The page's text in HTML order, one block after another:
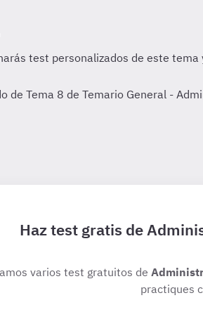
Tema 8 de Temario General -
Haz test gratis de
varios test gratuitos de
practiques